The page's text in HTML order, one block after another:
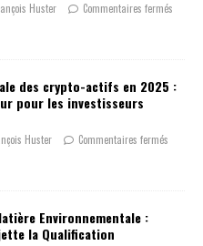
Huster Commentaires fermés
des crypto-actifs en 2025 :
pour les investisseurs
Huster Commentaires fermés
Environnementale :
la Qualification